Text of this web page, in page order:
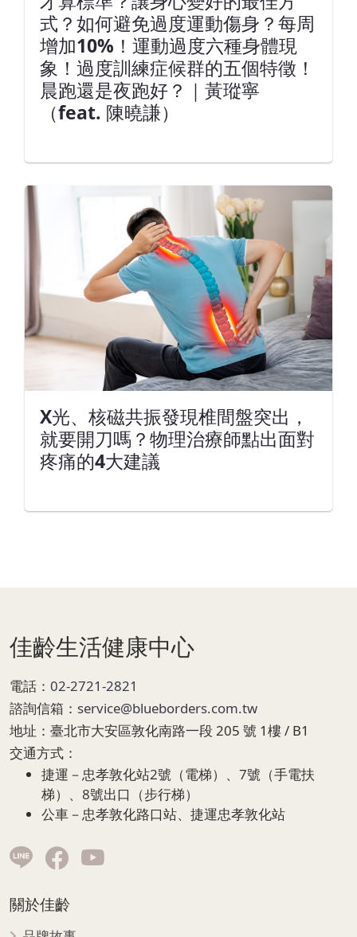
式？如何避免過度運動傷身？每周
增加10%！運動過度六種身體現
象！過度訓練症候群的五個特徵！
晨跑還是夜跑好？｜黃瑽寧
（feat. 陳曉謙）
X光、核磁共振發現椎間盤突出，
就要開刀嗎？物理治療師點出面對
疼痛的4大建議
佳齡生活健康中心
電話： 02-2721-2821
諮詢信箱： service@blueborders.com.tw
地址： 臺北市大安區敦化南路一段 205 號 1樓 / B1
交通方式：
捷運－忠孝敦化站2號（電梯）、7號（手電扶
梯）、8號出口（步行梯）
公車－忠孝敦化路口站、捷運忠孝敦化站
關於佳齡